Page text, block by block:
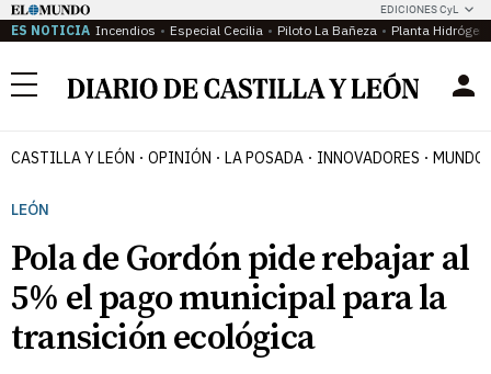
EDICIONES CyL
ES NOTICIA Incendios Especial Cecilia Piloto La Bañeza Planta
Menú
CASTILLA Y LEÓN OPINIÓN LA POSADA INNOVADORES MUNDO
LEÓN
Pola de Gordón pide rebajar al
5% el pago municipal para la
transición ecológica